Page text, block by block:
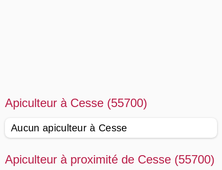
Apiculteur à Cesse (55700)
Aucun apiculteur à Cesse
Apiculteur à proximité de Cesse (55700)